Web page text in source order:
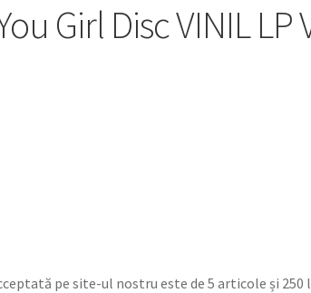
Girl Disc VINIL LP
pe site-ul nostru este de 5 articole și 250